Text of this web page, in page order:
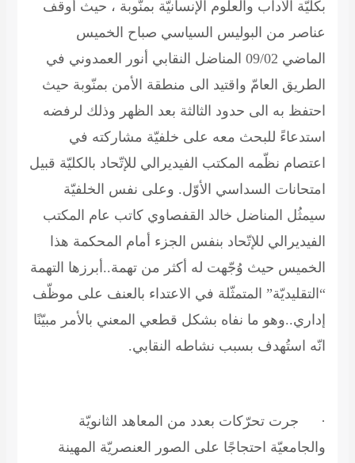
بكليّة الأداب والعلوم الإنسانيّة بمنّوبة ، حيث أوقف
عناصر من البوليس السياسي صباح الخميس
الماضي 09/02 المناضل النقابي أنور العمدوني في
الطريق العامّ واقتيد الى منطقة الأمن بمنّوبة حيث
احتفظ به الى حدود الثالثة بعد الظهر وذلك لرفضه
استدعاءً للبحث معه على خلفيّة مشاركته في
اعتصام نظّمه المكتب الفيديرالي للإتّحاد بالكليّة قبيل
امتحانات السداسي الأوّل. وعلى نفس الخلفيّة
سيمثُل المناضل خالد القفصاوي كاتب عام المكتب
الفيديرالي للإتّحاد بنفس الجزء أمام المحكمة هذا
الخميس حيث وُجّهت له أكثر من تهمة..أبرزها التهمة
“التقليديّة” المتمثّلة في الاعتداء بالعنف على موظّف
إداري..وهو ما نفاه بشكل قطعي المعني بالأمر مبيّنًا
انّه استُهدف بسبب نشاطه النقابي.
·
جرت تحرّكات بعدد من المعاهد الثانويّة
والجامعيّة احتجاجًا على الصور العنصريّة المهينة